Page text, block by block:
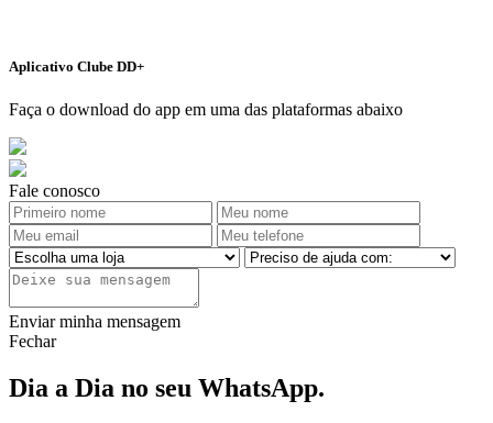
Aplicativo Clube DD+
Faça o download do app em uma das plataformas abaixo
Fale conosco
Enviar minha mensagem
Fechar
Dia a Dia no seu WhatsApp.